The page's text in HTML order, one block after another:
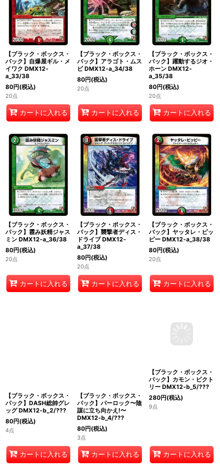
【ブラック・ボックス・
パック】自爆屋ギル・メ
イワク DMX12-
a_33/38
80円(税込)
20点
カートに入れる
【ブラック・ボックス・
パック】アラゴト・ムス
ビ DMX12-a_34/38
80円(税込)
20点
カートに入れる
【ブラック・ボックス・
パック】躍動するジオ・
ホーン DMX12-
a_35/38
80円(税込)
20点
カートに入れる
【ブラック・ボックス・
パック】霞み妖精ジャス
ミン DMX12-a_36/38
80円(税込)
20点
カートに入れる
【ブラック・ボックス・
パック】襲撃者ディス・
ドライブ DMX12-
a_37/38
80円(税込)
20点
カートに入れる
【ブラック・ボックス・
パック】ヤッタレ・ピッ
ピー DMX12-a_38/38
80円(税込)
20点
カートに入れる
【ブラック・ボックス・
パック】DASH総帥グレ
ッグ DMX12-b_2/???
80円(税込)
4点
カートに入れる
【ブラック・ボックス・
パック】パーロック〜陰
謀に立ち向かえ!〜
DMX12-b_4/???
80円(税込)
3点
カートに入れる
【ブラック・ボックス・
パック】カモン・ビクト
リー DMX12-b_5/???
カートに入れる